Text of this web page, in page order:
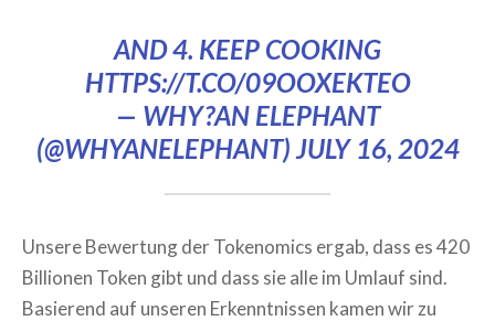
AND 4. KEEP COOKING
HTTPS://T.CO/09OOXEKTEO
— WHY?AN ELEPHANT
(@WHYANELEPHANT)JULY 16, 2024
Unsere Bewertung der Tokenomics ergab, dass es 420
Billionen Token gibt und dass sie alle im Umlauf sind.
Basierend auf unseren Erkenntnissen kamen wir zu